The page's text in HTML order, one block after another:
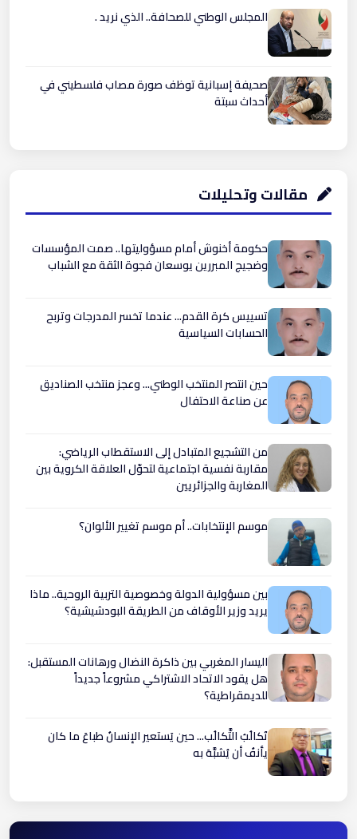
المجلس الوطني للصحافة.. الذي نريد .
صحيفة إسبانية توظف صورة مصاب فلسطيني في
أحداث سبتة
مقالات وتحليلات
حكومة أخنوش أمام مسؤوليتها.. صمت المؤسسات
وضجيج المبررين يوسعان فجوة الثقة مع الشباب
تسييس كرة القدم... عندما تخسر المدرجات وتربح
الحسابات السياسية
حين انتصر المنتخب الوطني... وعجز منتخب الصناديق
عن صناعة الاحتفال
من التشجيع المتبادل إلى الاستقطاب الرياضي:
مقاربة نفسية اجتماعية لتحوّل العلاقة الكروية بين
المغاربة والجزائريين
موسم الإنتخابات.. أم موسم تغيير الألوان؟
بين مسؤولية الدولة وخصوصية التربية الروحية.. ماذا
يريد وزير الأوقاف من الطريقة البودشيشية؟
اليسار المغربي بين ذاكرة النضال ورهانات المستقبل:
هل يقود الاتحاد الاشتراكي مشروعاً جديداً
للديمقراطية؟
تَكالُبُ التَّكالُب... حين يَستعير الإنسانُ طباعَ ما كان
يأنفُ أن يُشبَّهَ به